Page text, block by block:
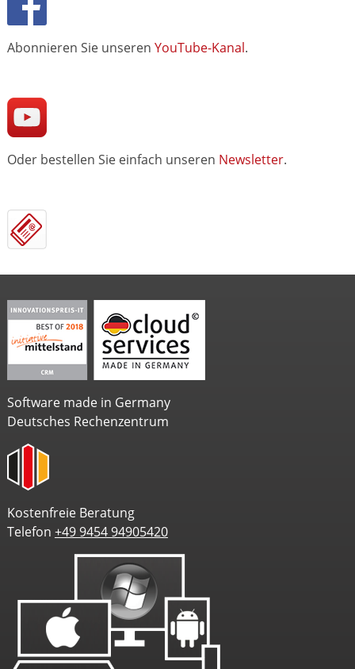
Abonnieren Sie unseren YouTube-Kanal.
Oder bestellen Sie einfach unseren Newsletter.
Software made in Germany
Deutsches Rechenzentrum
Kostenfreie Beratung
Telefon +49 9454 94905420